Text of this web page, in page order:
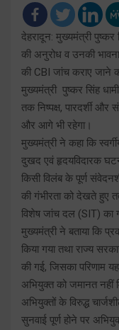
देहरादून: मुख्यमंत्री पुष्कर
की अनुरोध व उनकी
की CBI जांच कराए जाने
मुख्यमंत्री पुष्कर सिंह
तक निष्पक्ष, पारदर्शी
और आगे भी रहेगा।
मुख्यमंत्री ने कहा कि
दुखद एवं हृदयविदारक
किसी विलंब के पूर्ण
की गंभीरता को देखते हुए
विशेष जांच दल (SIT) का
मुख्यमंत्री ने बताया कि
किया गया तथा राज्य
की गई, जिसका परिणाम
अभियुक्त को जमानत नहीं
अभियुक्तों के विरुद्ध
सुनवाई पूर्ण होने पर